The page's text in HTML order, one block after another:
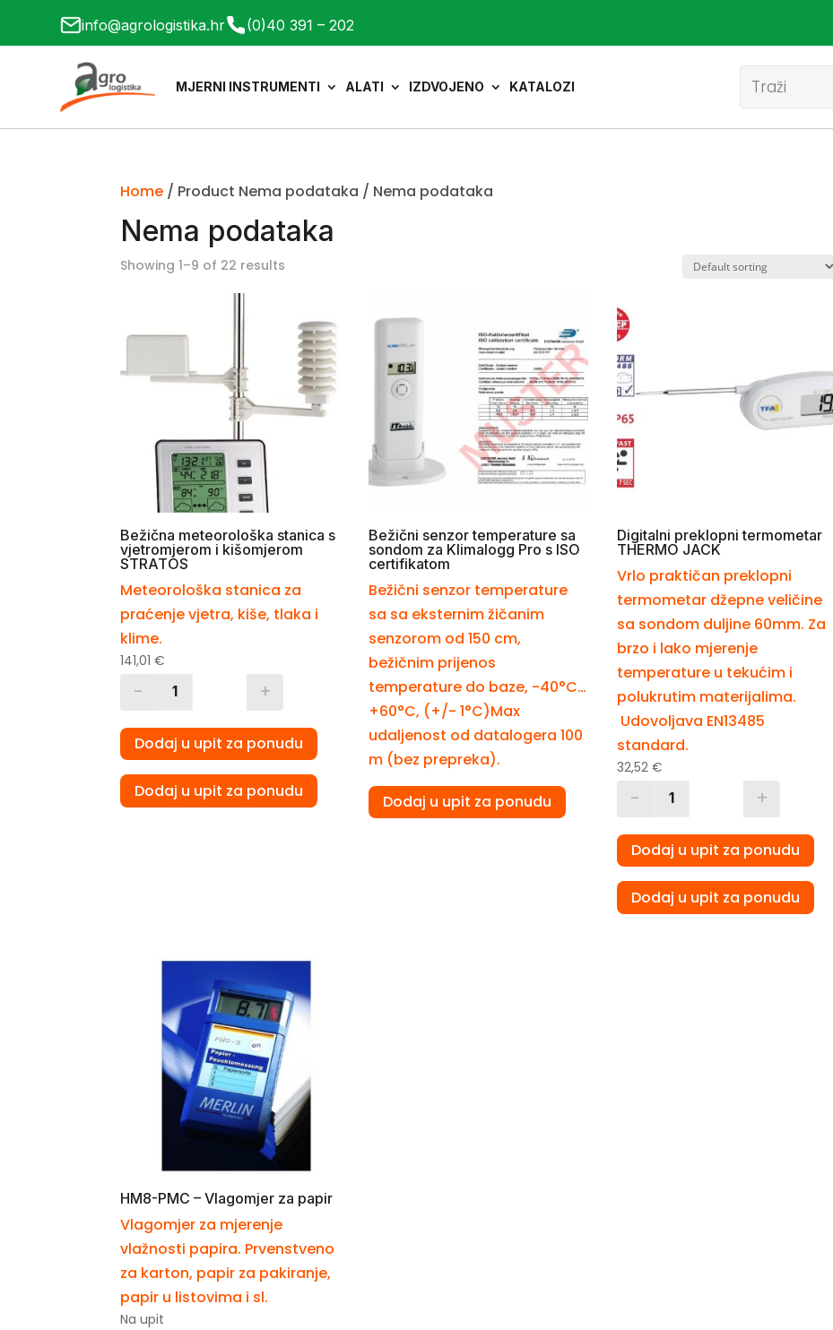
info@agrologistika.hr (0)40 391 – 202
MJERNI INSTRUMENTI ALATI IZDVOJENO KATALOZI
Products
search
Home / Product Nema podataka / Nema podataka
Nema podataka
Showing 1–9 of 22 results
Bežična meteorološka stanica s
vjetromjerom i kišomjerom
STRATOS
Meteorološka stanica za
praćenje vjetra, kiše, tlaka i
klime.
141,01€
- +
Dodaj u upit za ponudu
Dodaj u upit za ponudu
Bežični senzor temperature sa
sondom za Klimalogg Pro s ISO
certifikatom
Bežični senzor temperature
sa sa eksternim žičanim
senzorom od 150 cm,
bežičnim prijenos
temperature do baze, -40°C…
+60°C, (+/- 1°C)Max
udaljenost od datalogera 100
m (bez prepreka).
Dodaj u upit za ponudu
Digitalni preklopni termometar
THERMO JACK
Vrlo praktičan preklopni
termometar džepne veličine
sa sondom duljine 60mm. Za
brzo i lako mjerenje
temperature u tekućim i
polukrutim materijalima.
Udovoljava EN13485
standard.
32,52€
- +
Dodaj u upit za ponudu
Dodaj u upit za ponudu
HM8-PMC – Vlagomjer za papir
Vlagomjer za mjerenje
vlažnosti papira. Prvenstveno
za karton, papir za pakiranje,
papir u listovima i sl.
Na upit